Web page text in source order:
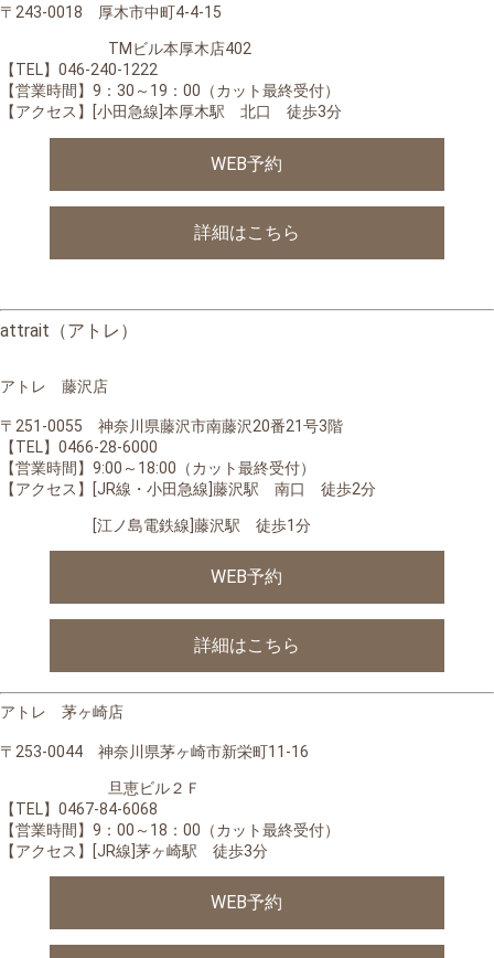
〒243-0018 厚木市中町4-4-15
TMビル本厚木店402
【TEL】046-240-1222
【営業時間】9：30～19：00（カット最終受付）
【アクセス】[小田急線]本厚木駅 北口 徒歩3分
WEB予約
詳細はこちら
attrait（アトレ）
アトレ 藤沢店
〒251-0055 神奈川県藤沢市南藤沢20番21号3階
【TEL】0466-28-6000
【営業時間】 9:00～18:00（カット最終受付）
【アクセス】[JR線・小田急線]藤沢駅 南口 徒歩2分
[江ノ島電鉄線]藤沢駅 徒歩1分
WEB予約
詳細はこちら
アトレ 茅ヶ崎店
〒253-0044 神奈川県茅ヶ崎市新栄町11-16
旦恵ビル２Ｆ
【TEL】0467-84-6068
【営業時間】 9：00～18：00（カット最終受付）
【アクセス】[JR線]茅ヶ崎駅 徒歩3分
WEB予約